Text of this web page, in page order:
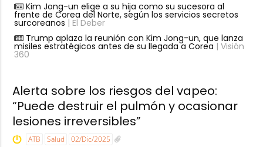
Kim Jong-un elige a su hija como su sucesora al
frente de Corea del Norte, según los servicios secretos
surcoreanos | El Deber
Trump aplaza la reunión con Kim Jong-un, que lanza
misiles estratégicos antes de su llegada a Corea | Visión
360
Alerta sobre los riesgos del vapeo:
“Puede destruir el pulmón y ocasionar
lesiones irreversibles”
ATB Salud 02/Dic/2025